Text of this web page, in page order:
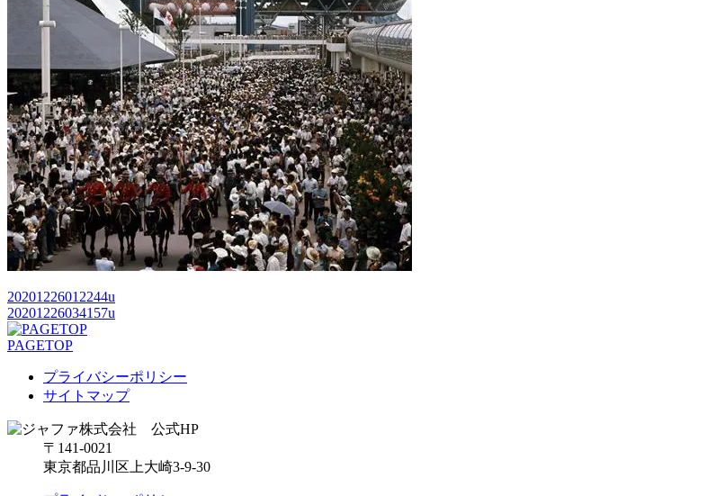
20201226012244u
20201226034157u
PAGETOP
プライバシーポリシー
サイトマップ
〒141-0021
東京都品川区上大崎3-9-30